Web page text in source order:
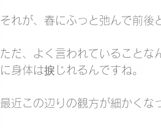
それが、春にふっと弛んで前後
ただ、よく言われていることな
に身体は捩じれるんですね。
最近この辺りの観方が細かくな